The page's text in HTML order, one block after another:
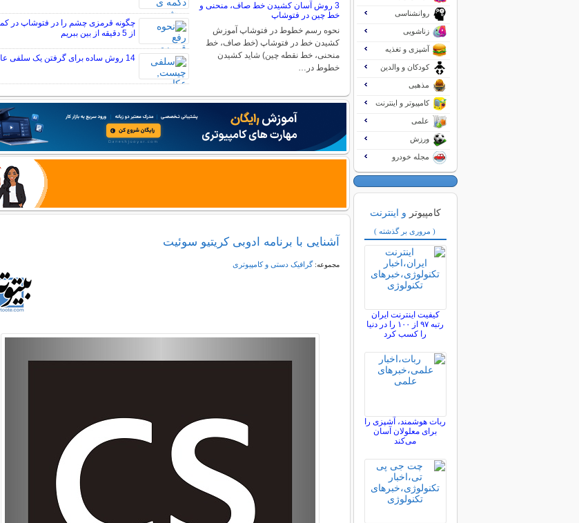
3 روش آسان کشیدن خط صاف، منحنی و
خط چین در فتوشاپ
نحوه رسم خطوط در فتوشاپ آموزش
کشیدن خط در فتوشاپ (خط صاف، خط
منحنی، خط نقطه چین) شاید کشیدن
خطوط در…
چگونه قرمزی چشم را در فتوشاپ در
از 5 دقیقه از بین ببریم
14 روش ساده برای گرفتن یک سلفی عالی
آشنایی با برنامه ادوبی کریتیو سوئیت
مجموعه:گرافیک دستی و کامپیوتری
روانشناسی
زناشویی
آشپزی و تغذیه
کودکان و والدین
مذهبی
کامپیوتر و اینترنت
علمی
ورزش
مجله خودرو
کامپیوتر و اینترنت
( مروری بر گذشته )
کیفیت اینترنت ایران
رتبه ۹۷ از ۱۰۰ را در دنیا
را کسب کرد
ربات هوشمند، آشپزی را
برای معلولان آسان
می‌کند